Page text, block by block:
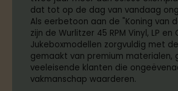
dat tot op de dag van vandaag
Als eerbetoon aan de "Koning van
zijn de Wurlitzer 45 RPM Vinyl, LP en
Jukeboxmodellen zorgvuldig met
gemaakt van premium materialen,
veeleisende klanten die
vakmanschap waarderen.